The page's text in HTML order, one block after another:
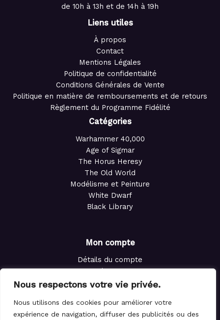
Nous respectons votre vie privée.
Nous utilisons des cookies pour améliorer votre
expérience de navigation, diffuser des publicités ou des
de 10h à 13h et de 14h à 19h
Liens utiles
À propos
Contact
Mentions Légales
Politique de confidentialité
Conditions Générales de Vente
Politique en matière de remboursements et de retours
Règlement du Programme Fidélité
Catégories
Warhammer 40,000
Age of Sigmar
The Horus Heresy
The Old World
Modélisme et Peinture
White Dwarf
Black Library
Mon compte
Détails du compte
Adresses
Commandes
Panier